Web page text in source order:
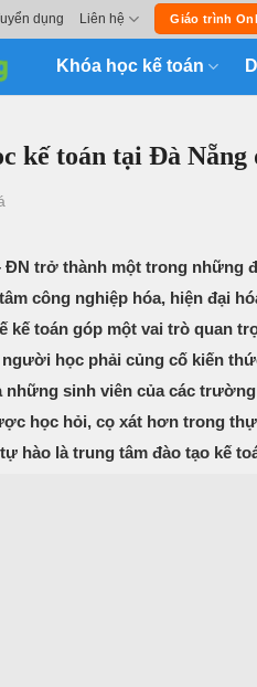
dụng Liên hệ Giáo trình
Khóa học kế toán
kế toán tại Đà Nẵng
ĐN trở thành một trong những
công nghiệp hóa, hiện đại
kế toán góp một vai trò quan
học phải củng cố kiến
những sinh viên của các
học hỏi, cọ xát hơn trong
hào là trung tâm đào tạo kế